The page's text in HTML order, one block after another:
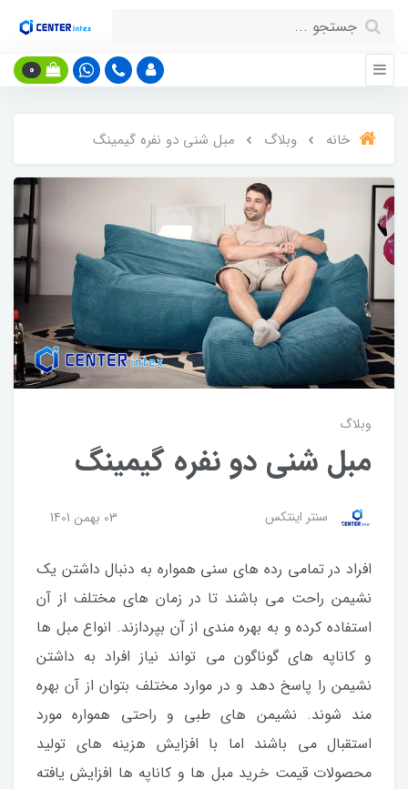
0
خانه وبلاگ مبل شنی دو نفره گیمینگ
وبلاگ
مبل شنی دو نفره گیمینگ
سنتر اینتکس 03 بهمن 1401
افراد در تمامی رده های سنی همواره به دنبال داشتن یک
نشیمن راحت می باشند تا در زمان های مختلف از آن
استفاده کرده و به بهره مندی از آن بپردازند. انواع مبل ها
و کاناپه های گوناگون می تواند نیاز افراد به داشتن
نشیمن را پاسخ دهد و در موارد مختلف بتوان از آن بهره
مند شوند. نشیمن های طبی و راحتی همواره مورد
استقبال می باشند اما با افزایش هزینه های تولید
محصولات قیمت خرید مبل ها و کاناپه ها افزایش یافته